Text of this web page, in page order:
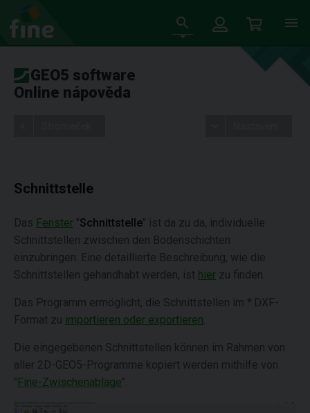
GEO5 software
Online nápověda
Schnittstelle
Das Fenster "Schnittstelle" ist da zu da, individuelle
Schnittstellen zwischen den Bodenschichten
einzubringen. Eine detaillierte Beschreibung, wie die
Schnittstellen gehandhabt werden, ist hier zu finden.
Das Programm ermöglicht, die Schnittstellen im *.DXF-
Format zu importieren oder exportieren
Die eingegebenen Schnittstellen können im Rahmen von
aller 2D-GEO5-Programme kopiert werden mithilfe von
"Fine-Zwischenablage".